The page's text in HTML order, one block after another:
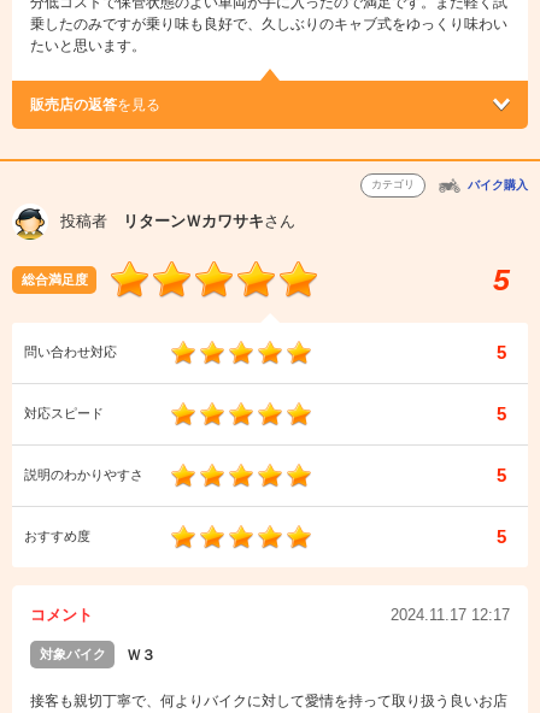
乗したのみですが乗り味も良好で、久しぶりのキャブ式をゆっくり味わい
たいと思います。
販売店の返答を見る
カテゴリ バイク購入
投稿者 リターンＷカワサキさん
総合満足度 5
問い合わせ対応 5
対応スピード 5
説明のわかりやすさ 5
おすすめ度 5
コメント 2024.11.17 12:17
対象バイク Ｗ３
接客も親切丁寧で、何よりバイクに対して愛情を持って取り扱う良いお店